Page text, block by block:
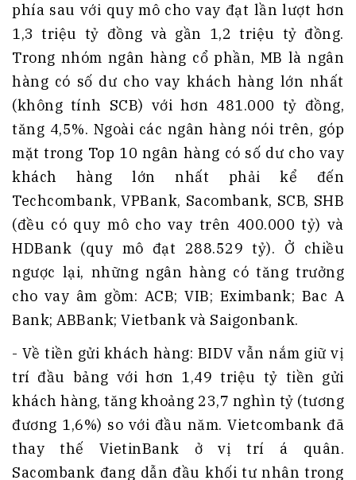
phía sau với quy mô cho vay đạt lần lượt hơn
1,3 triệu tỷ đồng và gần 1,2 triệu tỷ đồng.
Trong nhóm ngân hàng cổ phần, MB là ngân
hàng có số dư cho vay khách hàng lớn nhất
(không tính SCB) với hơn 481.000 tỷ đồng,
tăng 4,5%. Ngoài các ngân hàng nói trên, góp
mặt trong Top 10 ngân hàng có số dư cho vay
khách hàng lớn nhất phải kể đến
Techcombank, VPBank, Sacombank, SCB, SHB
(đều có quy mô cho vay trên 400.000 tỷ) và
HDBank (quy mô đạt 288.529 tỷ). Ở chiều
ngược lại, những ngân hàng có tăng trưởng
cho vay âm gồm: ACB; VIB; Eximbank; Bac A
Bank; ABBank; Vietbank và Saigonbank.
- Về tiền gửi khách hàng: BIDV vẫn nắm giữ vị
trí đầu bảng với hơn 1,49 triệu tỷ tiền gửi
khách hàng, tăng khoảng 23,7 nghìn tỷ (tương
đương 1,6%) so với đầu năm. Vietcombank đã
thay thế VietinBank ở vị trí á quân.
Sacombank đang dẫn đầu khối tư nhân trong